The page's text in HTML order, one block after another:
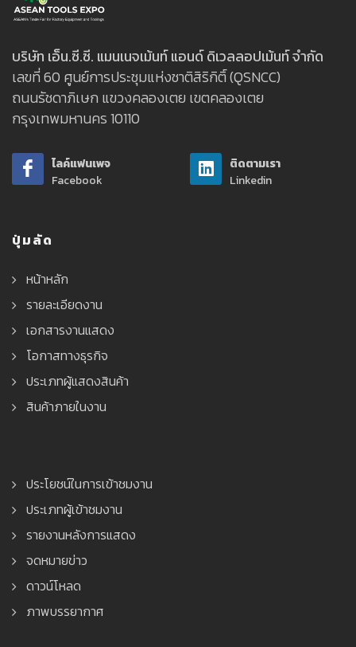
บริษัท เอ็น.ซี.ซี. แมนเนจเม้นท์ แอนด์ ดิเวลลอปเม้นท์ จำกัด
เลขที่ 60 ศูนย์การประชุมแห่งชาติสิริกิติ์ (QSNCC)
ถนนรัชดาภิเษก แขวงคลองเตย เขตคลองเตย
กรุงเทพมหานคร 10110
ไลค์แฟนเพจ
Facebook
ติดตามเรา
Linkedin
ปุ่มลัด
หน้าหลัก
รายละเอียดงาน
เอกสารงานแสดง
โอกาสทางธุรกิจ
ประเภทผู้แสดงสินค้า
สินค้าภายในงาน
ประโยชน์ในการเข้าชมงาน
ประเภทผู้เข้าชมงาน
รายงานหลังการแสดง
จดหมายข่าว
ดาวน์โหลด
ภาพบรรยากาศ